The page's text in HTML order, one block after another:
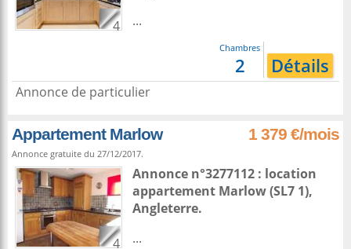
4
...
Chambres
2 Détails
Annonce de particulier
Appartement Marlow 1 379 €/mois
Annonce gratuite du 27/12/2017.
4
Annonce n°3277112 : location
appartement Marlow(SL7 1),
Angleterre.
...